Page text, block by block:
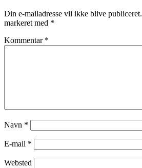
Din e-mailadresse vil ikke blive publiceret.
markeret med *
Kommentar *
Navn *
E-mail *
Websted